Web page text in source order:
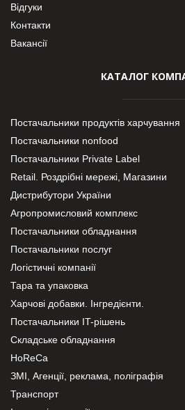
Відгуки
Контакти
Вакансії
КАТАЛОГ
Постачальники продуктів харчування
Постачальники nonfood
Постачальники Private Label
Retail. Роздрібні мережі, Магазини
Дистрибутори України
Агропромисловий комплекс
Постачальники обладнання
Постачальники послуг
Логістичні компанії
Тара та упаковка
Харчові добавки. Інгредієнти.
Постачальники IT-рішень
Складське обладнання
HoReCa
ЗМІ, Агенції, реклама, поліграфія
Транспорт